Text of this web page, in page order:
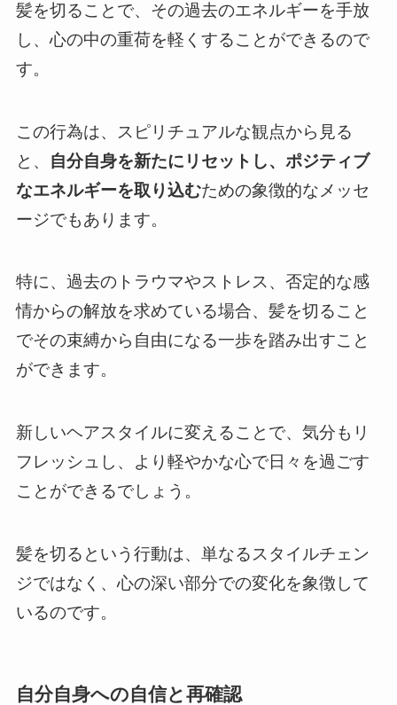
髪を切ることで、その過去のエネルギーを手放
し、心の中の重荷を軽くすることができるので
す。
この行為は、スピリチュアルな観点から見る
と、 自分自身を新たにリセットし、ポジティブ
なエネルギーを取り込むための象徴的なメッセ
ージでもあります。
特に、過去のトラウマやストレス、否定的な感
情からの解放を求めている場合、髪を切ること
でその束縛から自由になる一歩を踏み出すこと
ができます。
新しいヘアスタイルに変えることで、気分もリ
フレッシュし、より軽やかな心で日々を過ごす
ことができるでしょう。
髪を切るという行動は、単なるスタイルチェン
ジではなく、心の深い部分での変化を象徴して
いるのです。
自分自身への自信と再確認